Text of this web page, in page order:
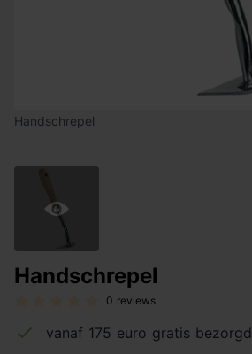
Handschrepel
Handschrepel
0 reviews
vanaf 175 euro gratis bezorgd